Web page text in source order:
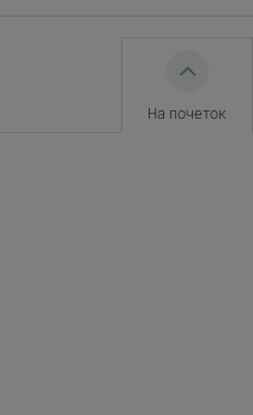
На почеток